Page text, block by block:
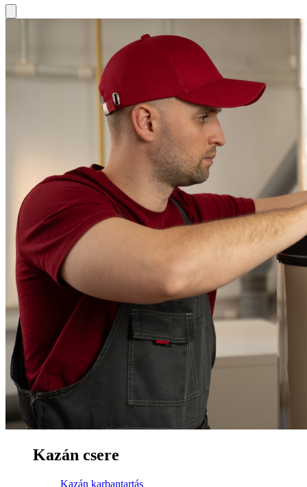
Kazán csere
Kazán karbantartás